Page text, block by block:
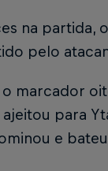
na partida,
pelo
marcador
para
e